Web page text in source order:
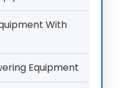
With
Equipment